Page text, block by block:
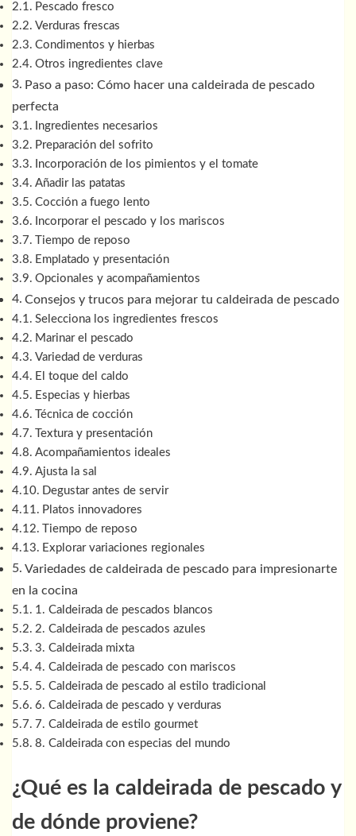
Pescado fresco
Verduras frescas
Condimentos y hierbas
Otros ingredientes clave
Paso a paso: Cómo hacer una caldeirada de pescado
perfecta
Ingredientes necesarios
Preparación del sofrito
Incorporación de los pimientos y el tomate
Añadir las patatas
Cocción a fuego lento
Incorporar el pescado y los mariscos
Tiempo de reposo
Emplatado y presentación
Opcionales y acompañamientos
Consejos y trucos para mejorar tu caldeirada de pescado
Selecciona los ingredientes frescos
Marinar el pescado
Variedad de verduras
El toque del caldo
Especias y hierbas
Técnica de cocción
Textura y presentación
Acompañamientos ideales
Ajusta la sal
Degustar antes de servir
Platos innovadores
Tiempo de reposo
Explorar variaciones regionales
Variedades de caldeirada de pescado para impresionarte
en la cocina
1. Caldeirada de pescados blancos
2. Caldeirada de pescados azules
3. Caldeirada mixta
4. Caldeirada de pescado con mariscos
5. Caldeirada de pescado al estilo tradicional
6. Caldeirada de pescado y verduras
7. Caldeirada de estilo gourmet
8. Caldeirada con especias del mundo
¿Qué es la caldeirada de pescado y
de dónde proviene?